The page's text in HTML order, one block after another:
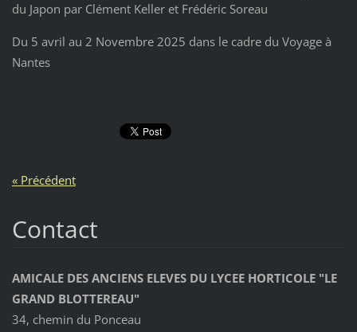
du Japon par Clément Keller et Frédéric Soreau
Du 5 avril au 2 Novembre 2025 dans le cadre du Voyage à
Nantes
« Précédent
Contact
AMICALE DES ANCIENS ELEVES DU LYCEE HORTICOLE "LE
GRAND BLOTTEREAU"
34, chemin du Ponceau